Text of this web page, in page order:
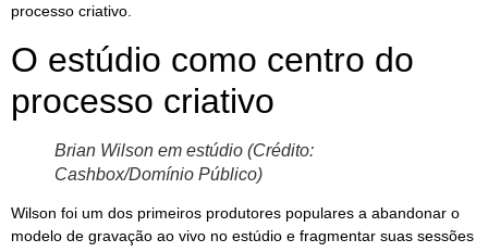
processo criativo.
O estúdio como centro do
processo criativo
Brian Wilson em estúdio (Crédito:
Cashbox/Domínio Público)
Wilson foi um dos primeiros produtores populares a abandonar o
modelo de gravação ao vivo no estúdio e fragmentar suas sessões